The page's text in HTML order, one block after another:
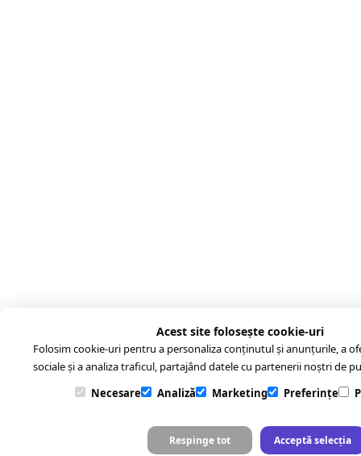
Acest site folosește cookie-uri
Folosim cookie-uri pentru a personaliza conținutul și anunțurile, a
sociale și a analiza traficul, partajând datele cu partenerii noștri de
Necesare
Analiză Marketing Preferințe
Respinge tot Acceptă selecția